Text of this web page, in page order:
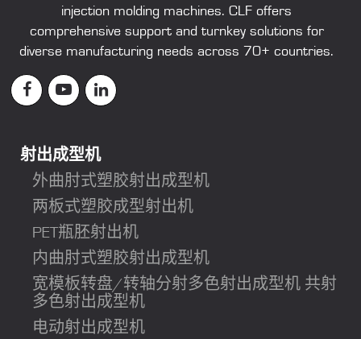
injection molding machines. CLF offers
comprehensive support and turnkey solutions for
diverse manufacturing needs across 70+ countries.
射出成型机
外曲肘式塑胶射出成型机
两板式塑胶成型射出机
PET瓶胚射出机
内曲肘式塑胶射出成型机
宽模板转盘/转轴分射多色射出成型机 共射
多色射出成型机
电动射出成型机